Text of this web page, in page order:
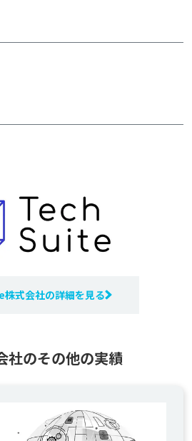
式会社の詳細を見る
のその他の実績